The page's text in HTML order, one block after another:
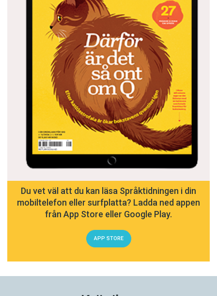
Du vet väl att du kan läsa Språktidningen i din
mobiltelefon eller surfplatta? Ladda ned appen
från App Store eller Google Play.
APP STORE